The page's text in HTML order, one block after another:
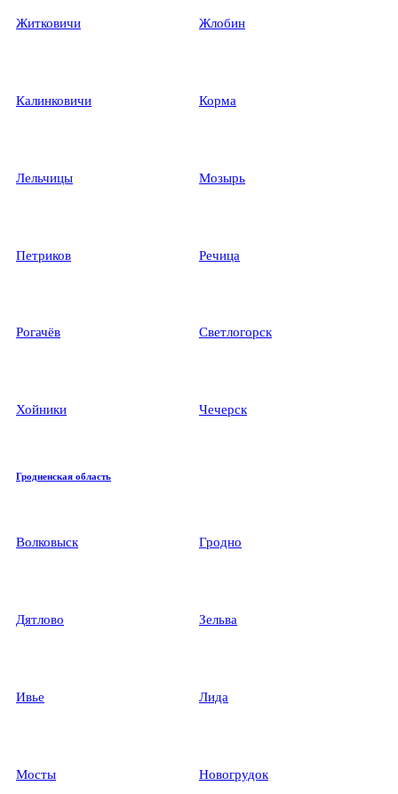
Житковичи Жлобин
Калинковичи Корма
Лельчицы Мозырь
Петриков Речица
Рогачёв Светлогорск
Хойники Чечерск
Гродненская область
Волковыск Гродно
Дятлово Зельва
Ивье Лида
Мосты Новогрудок